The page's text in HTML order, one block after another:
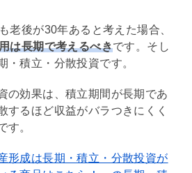
老後が30年あると考えた場合、
は長期で考えるべきです。そし
・積立・分散投資です。
の効果は、積立期間が長期であ
するほど収益がバラつきにくく
す。
形成は長期・積立・分散投資が